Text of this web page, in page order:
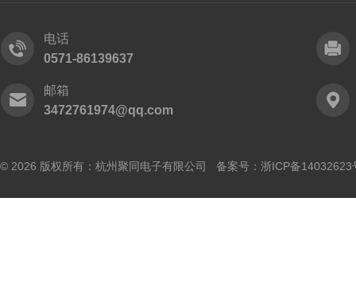
电话
0571-86139637
邮箱
3472761974@qq.com
© 2026 版权所有：杭州聚同电子有限公司 备案号： 浙ICP备14032623